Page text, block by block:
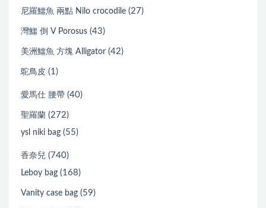
尼羅鱷魚 兩點 Nilo crocodile (27)
灣鱷 倒 V Porosus (43)
美洲鱷魚 方塊 Alligator (42)
鴕鳥皮 (1)
愛馬仕 腰帶 (40)
聖羅蘭 (272)
ysl niki bag (55)
香奈兒 (740)
Leboy bag (168)
Vanity case bag (59)